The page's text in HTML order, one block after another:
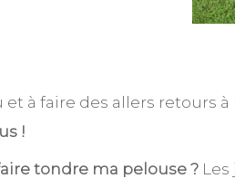
à faire des allers retours à
!
tondre ma pelouse ?Les